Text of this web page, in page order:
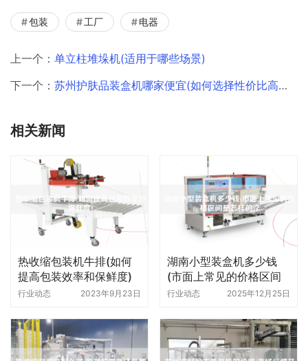
包装 工厂 电器
上一个： 单立柱堆垛机(适用于哪些场景)
下一个： 苏州护肤品装盒机哪家便宜(如何选择性价比高的品牌)
相关新闻
热收缩包装机牛排(如何
提高包装效率和保鲜度)
行业动态 2023年9月23日
湖南小型装盒机多少钱
(市面上常见的价格区间
是怎样的)
行业动态 2025年12月25日